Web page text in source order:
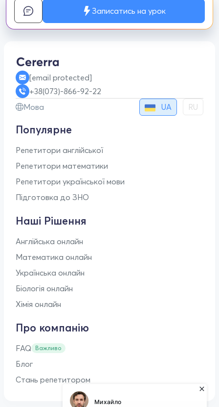
Записатись на урок
[email protected]
+38(073)-866-92-22
Мова
UA RU
Популярне
Репетитори англійської
Репетитори математики
Репетитори української мови
Підготовка до ЗНО
Наші Рішення
Англійська онлайн
Математика онлайн
Українська онлайн
Біологія онлайн
Хімія онлайн
Про компанію
FAQ Важливо
Блог
Стань репетитором